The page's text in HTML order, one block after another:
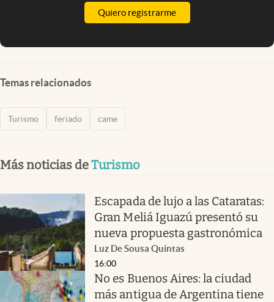
Quiero registrarme
Temas relacionados
Turismo feriado came
Más noticias deTurismo
Escapada de lujo a las Cataratas:
Gran Meliá Iguazú presentó su
nueva propuesta gastronómica
Luz De Sousa Quintas
16:00
No es Buenos Aires: la ciudad
más antigua de Argentina tiene